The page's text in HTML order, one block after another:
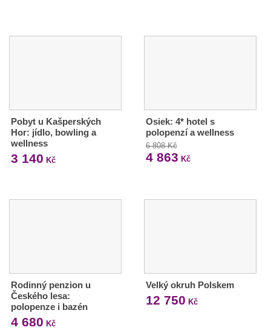
Pobyt u Kašperských
Hor: jídlo, bowling a
wellness
3 140 Kč
Osiek: 4* hotel s
polopenzí a wellness
6 808 Kč
4 863 Kč
Rodinný penzion u
Českého lesa:
polopenze i bazén
4 680 Kč
Velký okruh Polskem
12 750 Kč